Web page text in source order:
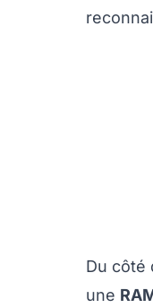
Du côté
une